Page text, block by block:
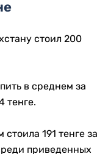
стоил 200
в среднем за
тенге.
191 тенге за
приведенных